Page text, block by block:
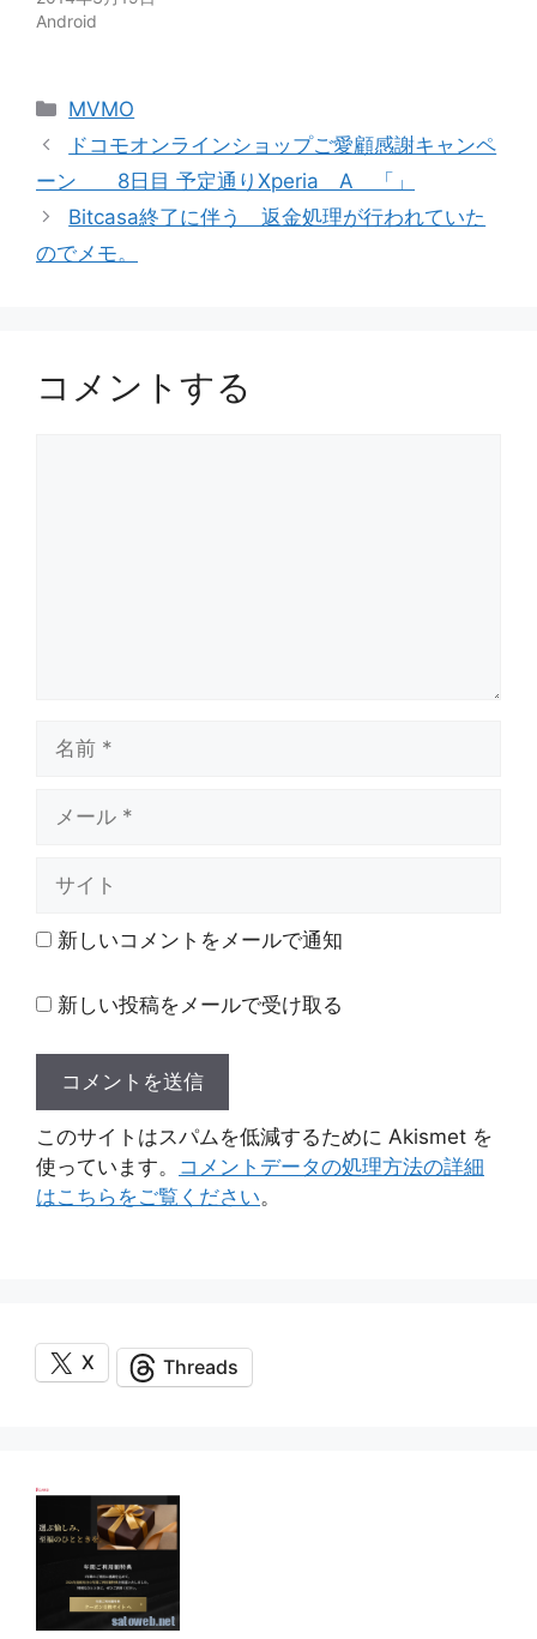
Android
カ
テ
リ
ー
MVMO
ドコモオンラインショップご愛顧感謝キャンペ
ーン 8日目 予定通りXperia A 「」
Bitcasa終了に伴う 返金処理が行われていた
のでメモ。
コメントする
ト 新しいコメントをメールで通知
新しい投稿をメールで受け取る
このサイトはスパムを低減するために Akismet を
使っています。 コメントデータの処理方法の詳細
はこちらをご覧ください。
X Threads